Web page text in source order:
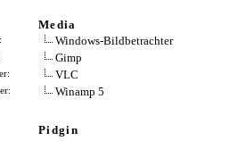
Media
Windows-Bildbetrachter
Gimp
VLC
Winamp 5
Pidgin